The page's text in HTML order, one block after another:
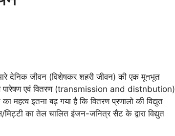
देनिक जीवन (विशेषकर शहरी जीवन) की एक मूলभूत
से पारेषण एवं वितरण (transmission and distnbution)
महत्व इतना बढ़ गया है कि वितरण प्रणालो की विद्युत
का तेल चालित इंजन-जनित्र सैट के द्वारा विद्युत